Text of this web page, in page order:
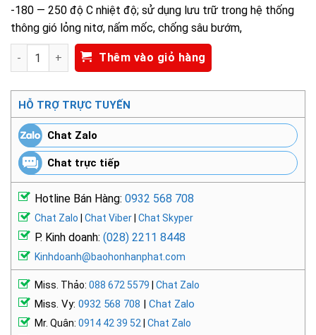
-180 — 250 độ C nhiệt độ; sử dụng lưu trữ trong hệ thống
thông gió lỏng nitơ, nấm mốc, chống sâu bướm,
Găng tay kho lạnh Nitơ lỏng NPS-16323 số lượng
Thêm vào giỏ hàng
HỖ TRỢ TRỰC TUYẾN
Chat Zalo
Chat trực tiếp
Hotline Bán Hàng: 0932 568 708
Chat Zalo Chat Viber Chat Skyper
P. Kinh doanh: (028) 2211 8448
Kinhdoanh@baohonhanphat.com
Miss. Thảo: 088 672 5579 Chat Zalo
Miss. Vy: 0932 568 708 | Chat Zalo
Mr. Quân: 0914 42 39 52
Chat Zalo